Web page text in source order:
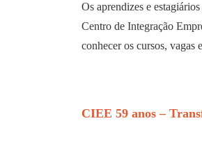
Os aprendizes e
Centro de Integração
conhecer os cursos, vagas
CIEE 59 anos –